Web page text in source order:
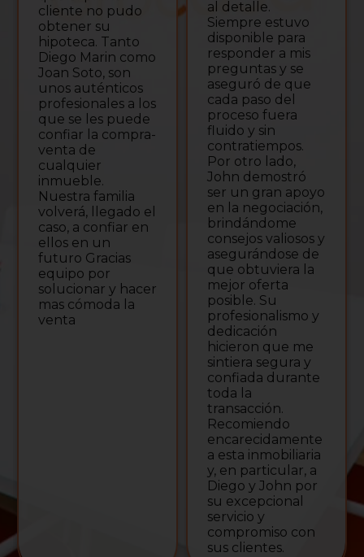
cliente no pudo
obtener su
hipoteca. Tanto
Diego Marin como
Joan Soto, son
unos auténticos
profesionales a los
que se les puede
confiar la compra-
venta de
cualquier
inmueble.
Nuestra familia
volverá, llegado el
caso, a confiar en
ellos en un
futuro Gracias
equipo por
solucionar y hacer
mas cómoda la
venta
al detalle.
Siempre estuvo
disponible para
responder a mis
preguntas y se
aseguró de que
cada paso del
proceso fuera
fluido y sin
contratiempos.
Por otro lado,
John demostró
ser un gran apoyo
en la negociación,
brindándome
consejos valiosos y
asegurándose de
que obtuviera la
mejor oferta
posible. Su
profesionalismo y
dedicación
hicieron que me
sintiera segura y
confiada durante
toda la
transacción.
Recomiendo
encarecidamente
a esta inmobiliaria
y, en particular, a
Diego y John por
su excepcional
servicio y
compromiso con
sus clientes.